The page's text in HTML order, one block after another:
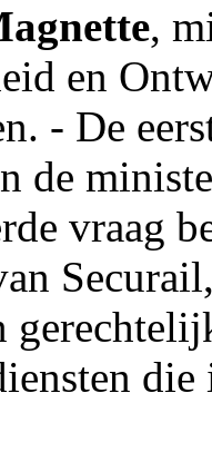
,
en
- De
de
vraag